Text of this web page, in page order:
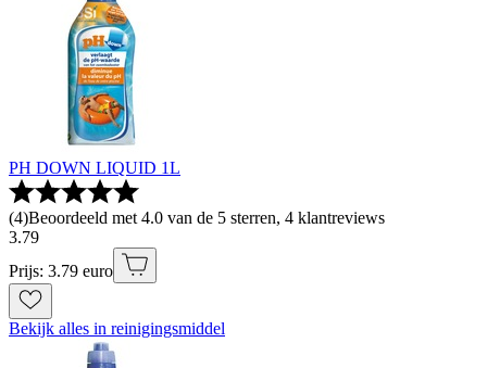
PH DOWN LIQUID 1L
(4)Beoordeeld met 4.0 van de 5 sterren, 4 klantreviews
3.79
Prijs: 3.79 euro
Bekijk alles in reinigingsmiddel